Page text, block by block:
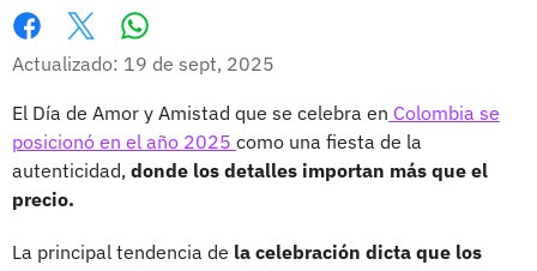
Facebook
X
Actualizado: 19 de sept, 2025
El Día de Amor y Amistad que se celebra en Colombia se
posicionó en el año 2025 como una fiesta de la
autenticidad, donde los detalles importan más que el
precio.
La principal tendencia de la celebración dicta que los